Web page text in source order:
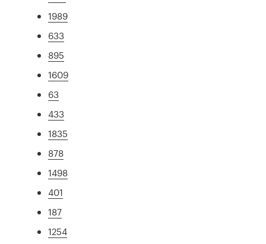
1989
633
895
1609
63
433
1835
878
1498
401
187
1254